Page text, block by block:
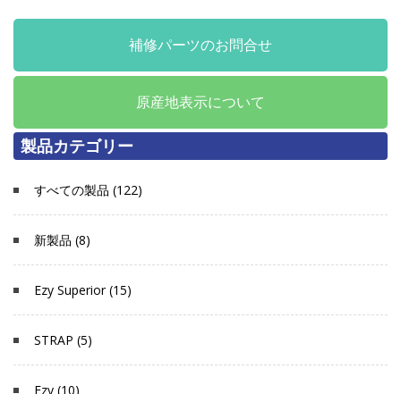
補修パーツのお問合せ
原産地表示について
製品カテゴリー
すべての製品 (122)
新製品 (8)
Ezy Superior (15)
STRAP (5)
Ezy (10)